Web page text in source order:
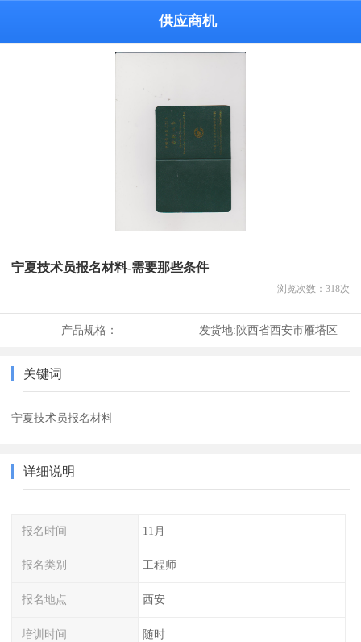
供应商机
宁夏技术员报名材料-需要那些条件
浏览次数： 318次
产品规格： 发货地:陕西省西安市雁塔区
关键词
宁夏技术员报名材料
详细说明
报名时间 11月
报名类别 工程师
报名地点 西安
培训时间 随时